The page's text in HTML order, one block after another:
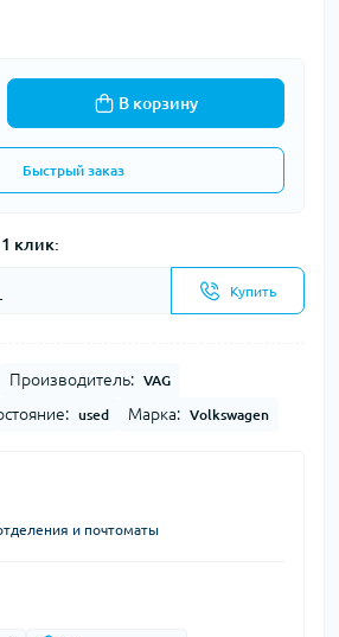
В корзину
Быстрый заказ
1 клик:
Купить
Производитель: VAG
used Марка: Volkswagen
и почтоматы